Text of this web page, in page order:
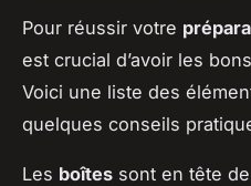
Pour réussir votre
est crucial d’avoir les bons
Voici une liste des
quelques conseils
Les boîtes sont en tête